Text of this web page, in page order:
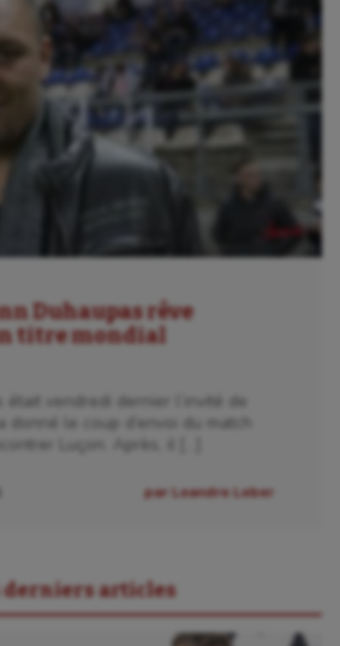
Duhaupas rêve
titre mondial
était vendredi dernier l’invité de
donné le coup d’envoi du match
Luçon. Après, il […]
par Leandre Leber
derniers articles